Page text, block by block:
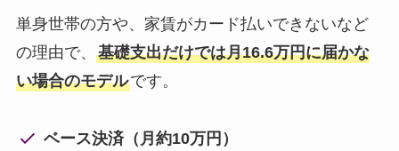
単身世帯の方や、家賃がカード払いできないなど
の理由で、 基礎支出だけでは月16.6万円に届かな
い場合のモデルです。
ベース決済（月約10万円）